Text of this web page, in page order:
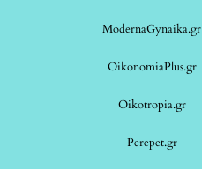
ModernaGynaika.gr
OikonomiaPlus.gr
Oikotropia.gr
Perepet.gr